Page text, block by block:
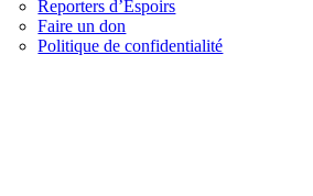
Reporters d’Espoirs
Faire un don
Politique de confidentialité